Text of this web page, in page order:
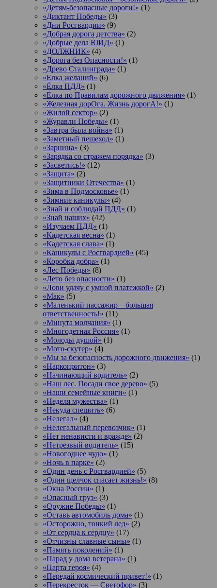
«Детям-безопасные дороги!» (1)
«Диктант Победы» (3)
«Дни Росгвардии» (9)
«Добрая дорога детства» (2)
«Добрые дела ЮИД» (1)
«ДОЛЖНИК» (4)
«Дорога без Опасности!» (1)
«Древо Сталинграда» (1)
«Елка желаний» (6)
«Ёлка ПДД» (1)
«Елка по Правилам дорожного движения» (1)
«Железная дорОга. Жизнь дорогА!» (1)
«Жилой сектор» (2)
«Журавли Победы» (1)
«Завтра была война» (1)
«Заметный пешеход» (1)
«Зарница» (3)
«Зарядка со стражем порядка» (3)
«Засветись!» (12)
«Защита» (2)
«Защитники Отечества» (1)
«Зима в Подмосковье» (1)
«Зимние каникулы» (4)
«Знай и соблюдай ПДД» (1)
«Знай наших» (42)
«Изучаем ПДД» (1)
«Кадетская весна» (1)
«Кадетская слава» (1)
«Каникулы с Росгвардией» (45)
«Коробка добра» (1)
«Лес Победы» (8)
«Лето без опасности» (1)
«Лови удачу с умной платежкой» (2)
«Мак» (5)
«Маленький пассажир – большая
ответственность!» (11)
«Минута молчания» (1)
«Многодетная Россия» (1)
«Молоды душой» (1)
«Мото-скутер» (4)
«Мы за безопасность дорожного движения» (1)
«Наркопритон» (3)
«Начинающий водитель» (2)
«Наш лес. Посади свое дерево» (5)
«Наши семейные книги» (1)
«Неделя мужества» (1)
«Некуда спешить» (6)
«Нелегал» (4)
«Нелегальный перевозчик» (1)
«Нет ненависти и вражде» (2)
«Нетрезвый водитель» (15)
«Новогоднее чудо» (1)
«Ночь в парке» (2)
«Один день с Росгвардией» (5)
«Один щелчок спасает жизнь!» (8)
«Окна России» (1)
«Опасный груз» (3)
«Оружие Победы» (1)
«Оставь автомобиль дома» (1)
«Осторожно, тонкий лед» (2)
«От сердца к сердцу» (17)
«Отчизны славные сыны» (1)
«Память поколений» (1)
«Парад у дома ветерана» (1)
«Парта героя» (4)
«Передай космический привет!» (1)
«Перекресток — Светофор» (3)